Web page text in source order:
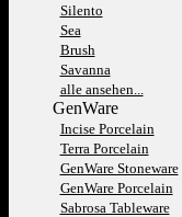
Silento
Sea
Brush
Savanna
alle ansehen...
GenWare
Incise Porcelain
Terra Porcelain
GenWare Stoneware
GenWare Porcelain
Sabrosa Tableware